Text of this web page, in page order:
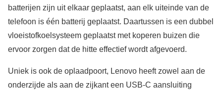
batterijen zijn uit elkaar geplaatst, aan elk uiteinde van de
telefoon is één batterij geplaatst. Daartussen is een dubbel
vloeistofkoelsysteem geplaatst met koperen buizen die
ervoor zorgen dat de hitte effectief wordt afgevoerd.
Uniek is ook de oplaadpoort, Lenovo heeft zowel aan de
onderzijde als aan de zijkant een USB-C aansluiting